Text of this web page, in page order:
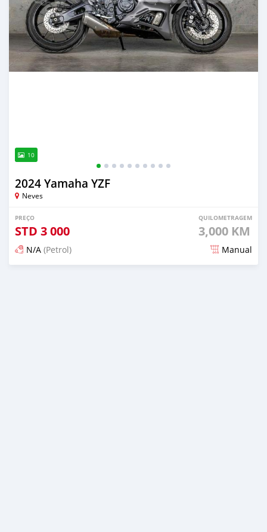
10
2024 Yamaha YZF
Neves
PREÇO
STD 3 000
QUILOMETRAGEM
3,000 KM
N/A (Petrol) Manual